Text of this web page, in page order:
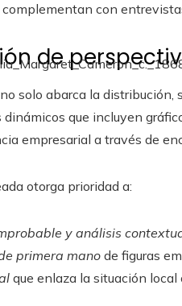
complementan con
de
solo abarca la
que incluyen
empresarial a través de
otorga prioridad a:
y análisis
primera mano de figuras
que enlaza la situación